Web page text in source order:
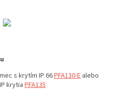
s krytím IP 66PFA130-E alebo
krytia PFA135